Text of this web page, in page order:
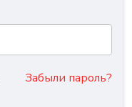
Забыли пароль?